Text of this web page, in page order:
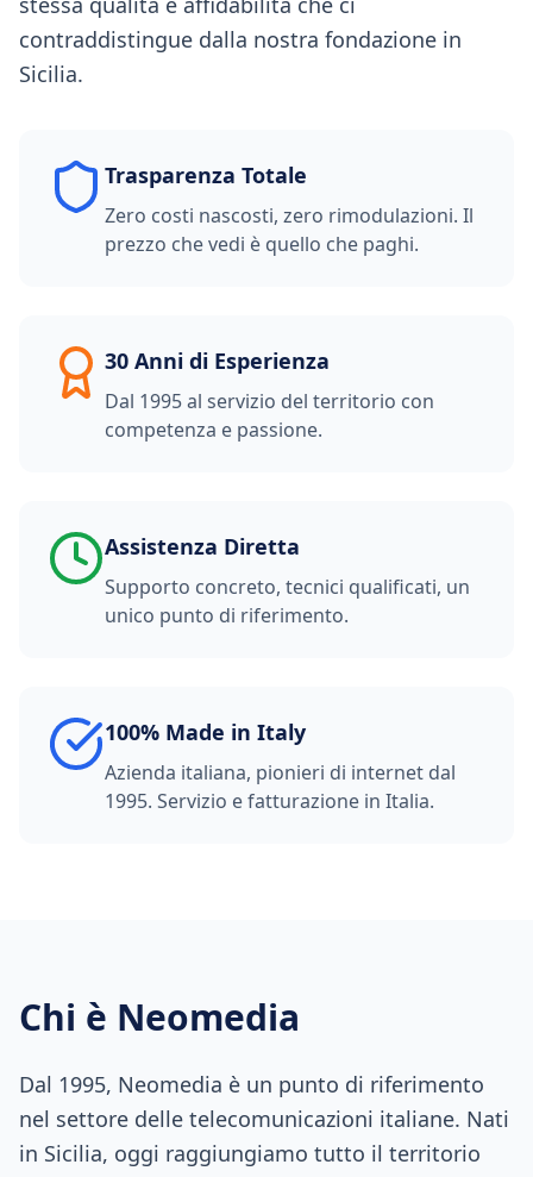
contraddistingue dalla nostra fondazione in
Sicilia.
Trasparenza Totale
Zero costi nascosti, zero rimodulazioni. Il
prezzo che vedi è quello che paghi.
30 Anni di Esperienza
Dal 1995 al servizio del territorio con
competenza e passione.
Assistenza Diretta
Supporto concreto, tecnici qualificati, un
unico punto di riferimento.
100% Made in Italy
Azienda italiana, pionieri di internet dal
1995. Servizio e fatturazione in Italia.
Chi è Neomedia
Dal 1995, Neomedia è un punto di riferimento
nel settore delle telecomunicazioni italiane. Nati
in Sicilia, oggi raggiungiamo tutto il territorio